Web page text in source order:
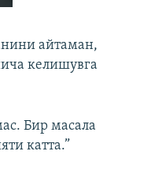
айтаман,
келишувга
Бир масала
катта.”